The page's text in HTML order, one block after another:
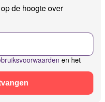
de hoogte over
en het